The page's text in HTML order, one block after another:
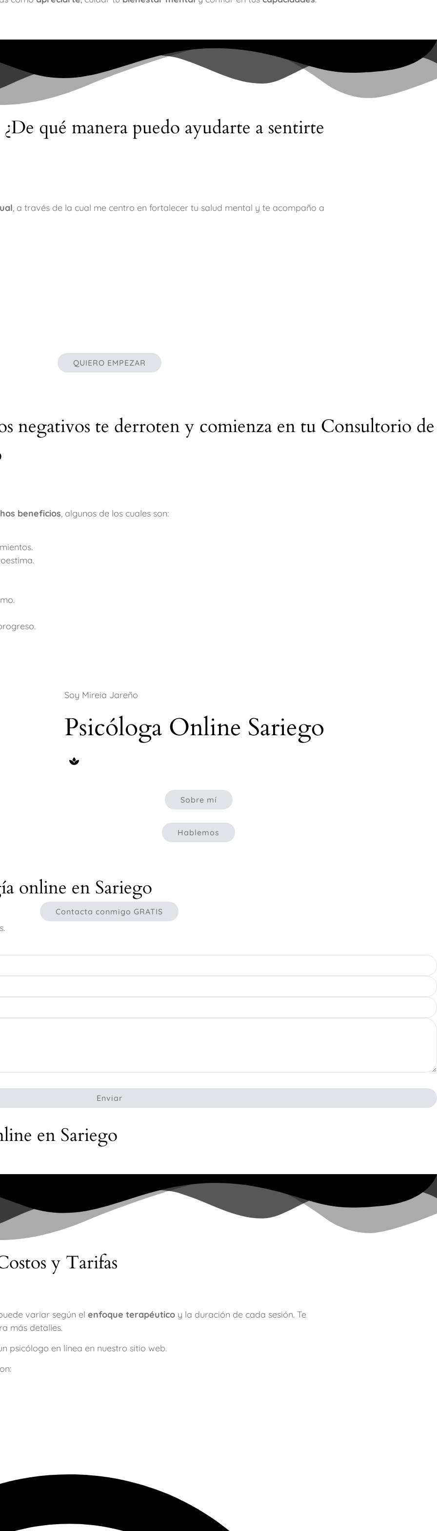
qué manera puedo ayudarte a sentirte
, a través de la cual me centro en fortalecer tu salud mental y te acompaño a
QUIERO EMPEZAR
negativos te derroten y comienza en tu Consultorio de
beneficios, algunos de los cuales son:
Soy Mireia Jareño
Psicóloga Online Sariego
Sobre mí
Hablemos
online en Sariego
Contacta conmigo GRATIS
Enviar
en Sariego
y Tarifas
variar según el enfoque terapéutico y la duración de cada sesión. Te
más detalles.
psicólogo en línea en nuestro sitio web.